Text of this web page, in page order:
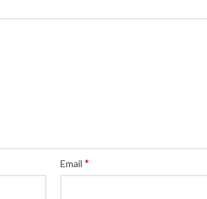
Email *